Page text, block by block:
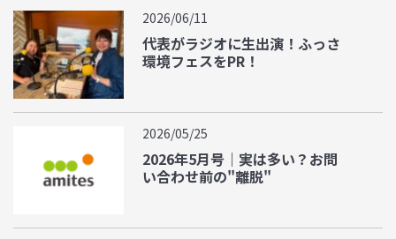
2026/06/11
代表がラジオに生出演！ふっさ
環境フェスをPR！
2026/05/25
2026年5月号｜実は多い？お問
い合わせ前の"離脱"